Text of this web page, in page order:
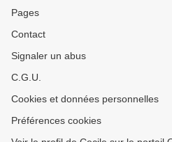
Pages
Contact
Signaler un abus
C.G.U.
Cookies et données personnelles
Préférences cookies